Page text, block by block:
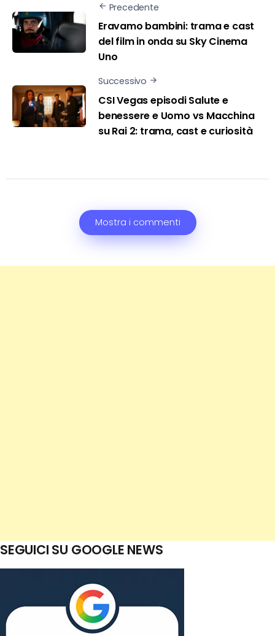
Precedente
Eravamo bambini: trama e cast
del film in onda su Sky Cinema
Uno
Successivo
CSI Vegas episodi Salute e
benessere e Uomo vs Macchina
su Rai 2: trama, cast e curiosità
Mostra i commenti
SEGUICI SU GOOGLE NEWS